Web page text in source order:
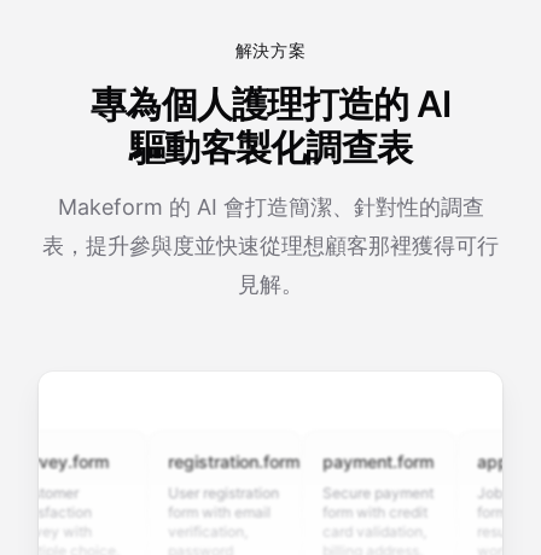
解決方案
專為個人護理打造的 AI
驅動客製化調查表
Makeform 的 AI 會打造簡潔、針對性的調查
表，提升參與度並快速從理想顧客那裡獲得可行
見解。
with
registration.form
User registration
form with email
verification,
payment.form
Secure payment
form with credit
card validation,
Job
form with
resume